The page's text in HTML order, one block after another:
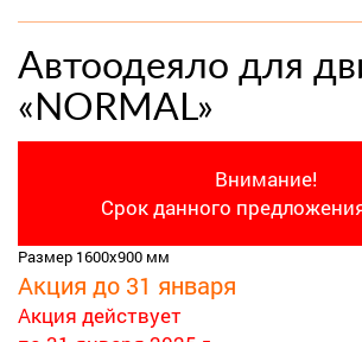
Автоодеяло для
«NORMAL»
Внимание!
Срок данного
Размер 1600х900 мм
Акция до 31 января
Акция действует